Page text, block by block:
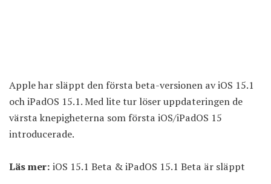
Apple har släppt den första beta-versionen av iOS 15.1
och iPadOS 15.1. Med lite tur löser uppdateringen de
värsta knepigheterna som första iOS/iPadOS 15
introducerade.
Läs mer: iOS 15.1 Beta & iPadOS 15.1 Beta är släppt